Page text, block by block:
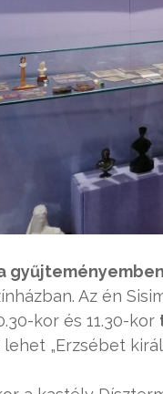
gyűjteményemben
Az én
kor és 11.30-kor
„Erzsébet